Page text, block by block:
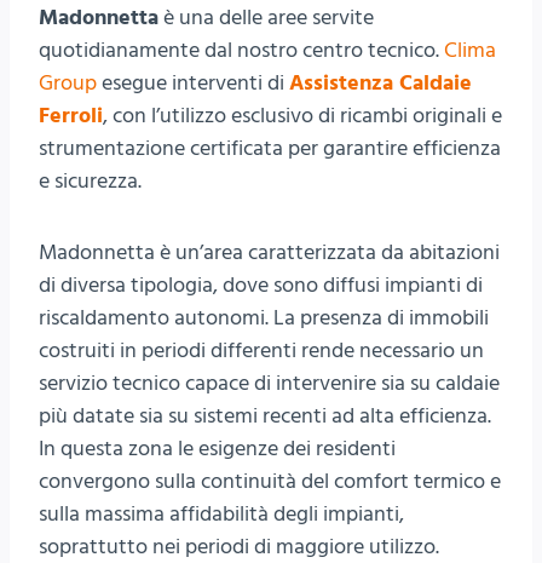
Madonnettaè una delle aree servite
quotidianamente dal nostro centro tecnico.Clima
Groupesegue interventi di Assistenza Caldaie
Ferroli, con l’utilizzo esclusivo di ricambi originali e
strumentazione certificata per garantire efficienza
e sicurezza.
Madonnetta è un’area caratterizzata da abitazioni
di diversa tipologia, dove sono diffusi impianti di
riscaldamento autonomi. La presenza di immobili
costruiti in periodi differenti rende necessario un
servizio tecnico capace di intervenire sia su caldaie
più datate sia su sistemi recenti ad alta efficienza.
In questa zona le esigenze dei residenti
convergono sulla continuità del comfort termico e
sulla massima affidabilità degli impianti,
soprattutto nei periodi di maggiore utilizzo.